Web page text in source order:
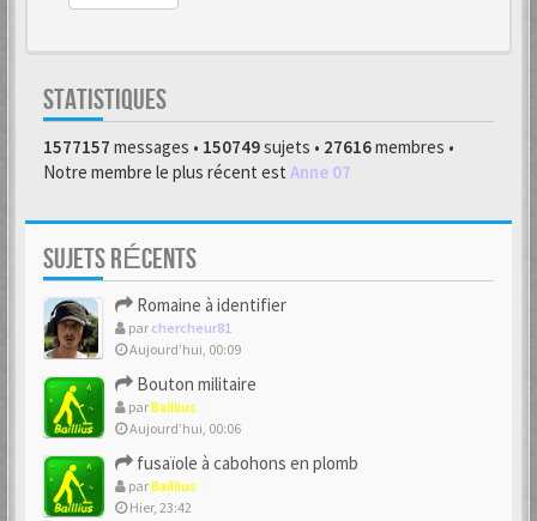
STATISTIQUES
1577157 messages • 150749sujets • 27616membres •
Notre membre le plus récent est Anne 07
SUJETS RÉCENTS
Romaine à identifier
par chercheur81
Aujourd’hui, 00:09
Bouton militaire
parBaillius
Aujourd’hui, 00:06
fusaïole à cabohons en plomb
parBaillius
Hier, 23:42